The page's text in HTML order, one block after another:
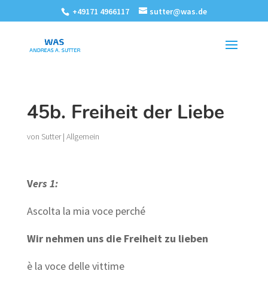
+49171 4966117 sutter@was.de
45b. Freiheit der Liebe
von Sutter| Allgemein
Vers 1:
Ascolta la mia voce perché
Wir nehmen uns die Freiheit zu lieben
è la voce dellevittime